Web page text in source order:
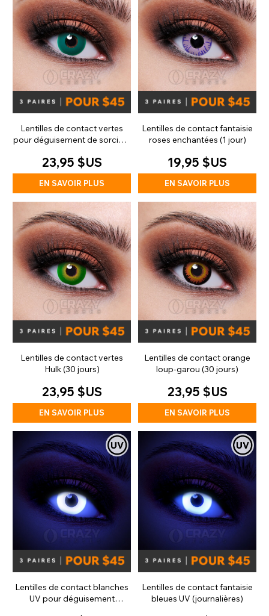
Lentilles de contact vertes
pour déguisement de sorcière
23,95 $US
EN SAVOIR PLUS
Lentilles de contact fantaisie
roses enchantées (1 jour)
19,95 $US
EN SAVOIR PLUS
Lentilles de contact vertes
Hulk (30 jours)
23,95 $US
EN SAVOIR PLUS
Lentilles de contact orange
loup-garou (30 jours)
23,95 $US
EN SAVOIR PLUS
Lentilles de contact blanches
UV pour déguisement
Lentilles de contact fantaisie
bleues UV (journalières)